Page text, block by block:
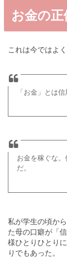
お金の正
これは今ではよ
「お金」とは
お金を稼ぐな
だ。
私が学生の頃か
た母の口癖が「
様ひとりひとり
りでもあった。